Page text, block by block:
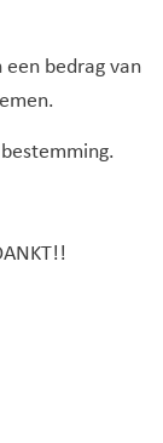
bedrag van